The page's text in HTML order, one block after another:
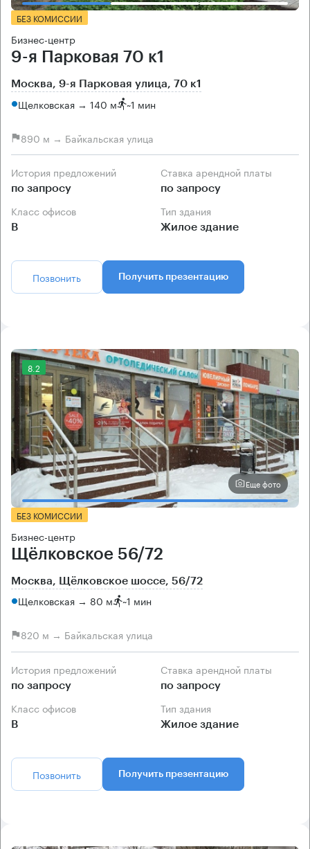
БЕЗ КОМИССИИ
Бизнес-центр
9-я Парковая 70 к1
Москва, 9-я Парковая улица, 70 к1
Щелковская → 140 м ~1 мин
890 м → Байкальская улица
История предложений
по запросу
Ставка арендной платы
по запросу
Класс офисов
B
Тип здания
Жилое здание
Позвонить Получить презентацию
8.2
Еще фото
БЕЗ КОМИССИИ
Бизнес-центр
Щёлковское 56/72
Москва, Щёлковское шоссе, 56/72
Щелковская → 80 м ~1 мин
820 м → Байкальская улица
История предложений
по запросу
Ставка арендной платы
по запросу
Класс офисов
B
Тип здания
Жилое здание
Позвонить Получить презентацию